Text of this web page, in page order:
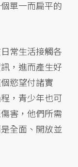
單一而扁平的
常生活接觸各
，進而產生好
慾望付諸實
，青少年也可
害，他們所需
全面、開放並